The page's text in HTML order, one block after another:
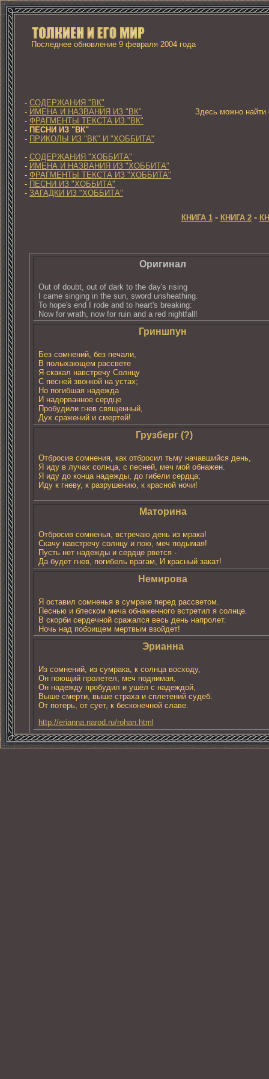
Последнее обновление 9 февраля 2004 года
- СОДЕРЖАНИЯ "ВК"
- ИМЕНА И НАЗВАНИЯ ИЗ "ВК"
- ФРАГМЕНТЫ ТЕКСТА ИЗ "ВК"
- ПЕСНИ ИЗ "ВК"
- ПРИКОЛЫ ИЗ "ВК" И "ХОББИТА"
- СОДЕРЖАНИЯ "ХОББИТА"
- ИМЕНА И НАЗВАНИЯ ИЗ "ХОББИТА"
- ФРАГМЕНТЫ ТЕКСТА ИЗ "ХОББИТА"
- ПЕСНИ ИЗ "ХОББИТА"
- ЗАГАДКИ ИЗ "ХОББИТА"
Здесь можно найти
КНИГА 1- КНИГА 2-
Оригинал
Out of doubt, out of dark to the day's rising
I came singing in the sun, sword unsheathing.
To hope's end I rode and to heart's breaking:
Now for wrath, now for ruin and a red nightfall!
Гриншпун
Без сомнений, без печали,
В полыхающем рассвете
Я скакал навстречу Солнцу
С песней звонкой на устах;
Но погибшая надежда
И надорванное сердце
Пробудили гнев священный,
Дух сражений и смертей!
Грузберг (?)
Отбросив сомнения, как отбросил тьму начавшийся день,
Я иду в лучах солнца, с песней, меч мой обнажен.
Я иду до конца надежды, до гибели сердца;
Иду к гневу, к разрушению, к красной ночи!
Маторина
Отбросив сомненья, встречаю день из мрака!
Скачу навстречу солнцу и пою, меч подымая!
Пусть нет надежды и сердце рвется -
Да будет гнев, погибель врагам, И красный закат!
Немирова
Я оставил сомненья в сумраке перед рассветом.
Песнью и блеском меча обнаженного встретил я солнце.
В скорби сердечной сражался весь день напролет.
Ночь над побоищем мертвым взойдет!
Эрианна
Из сомнений, из сумрака, к солнца восходу,
Он поющий пролетел, меч поднимая,
Он надежду пробудил и ушёл с надеждой,
Выше смерти, выше страха и сплетений судеб.
От потерь, от сует, к бесконечной славe.
http://erianna.narod.ru/rohan.html